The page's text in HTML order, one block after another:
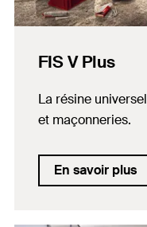
FIS V Plus
La résine
et maçonneries.
En savoir plus